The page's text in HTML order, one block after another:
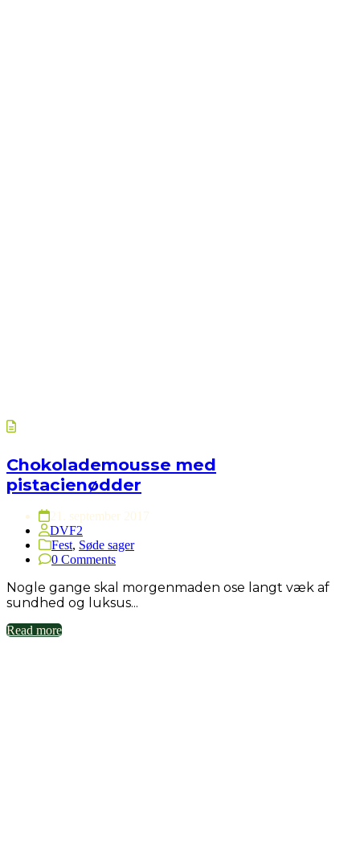
Chokolademousse med
pistacienødder
21. september 2017
DVF2
Fest, Søde sager
0 Comments
Nogle gange skal morgenmaden ose langt væk af
sundhed og luksus...
Read more